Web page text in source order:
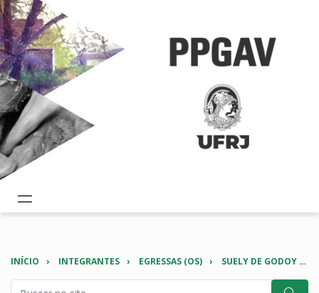
INÍCIO INTEGRANTES EGRESSAS (OS) SUELY DE GODOY WEISZ